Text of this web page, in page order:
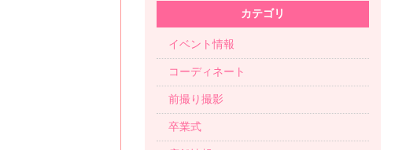
カテゴリ
イベント情報
コーディネート
前撮り撮影
卒業式